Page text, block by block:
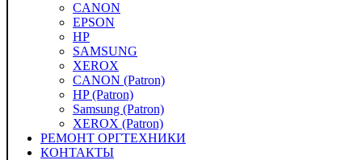
CANON
EPSON
HP
SAMSUNG
XEROX
CANON (Patron)
HP (Patron)
Samsung (Patron)
XEROX (Patron)
РЕМОНТ ОРГТЕХНИКИ
КОНТАКТЫ